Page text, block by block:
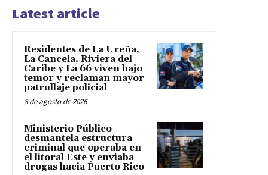
Latest article
Residentes de La Ureña,
La Cancela, Riviera del
Caribe y La 66 viven bajo
temor y reclaman mayor
patrullaje policial
8 de agosto de 2026
Ministerio Público
desmantela estructura
criminal que operaba en
el litoral Este y enviaba
drogas hacia Puerto Rico